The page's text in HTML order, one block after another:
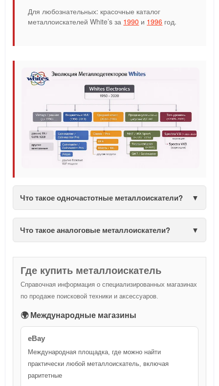
Для любознательных: красочные каталог
металлоискателей White’s за 1990 и 1996 год.
Что такое одночастотные металлоискатели?
Что такое аналоговые металлоискатели?
Где купить металлоискатель
Справочная информация о специализированных магазинах
по продаже поисковой техники и аксессуаров.
🌍 Международные магазины
eBay
Международная площадка, где можно найти
практически любой металлоискатель, включая
раритетные